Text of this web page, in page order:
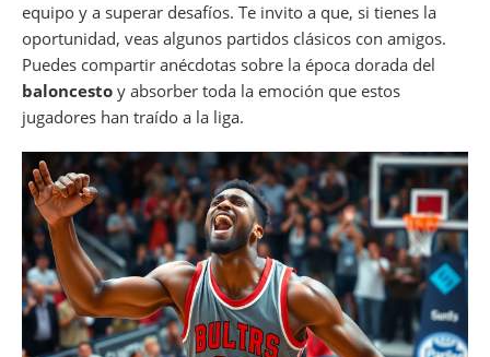
equipo y a superar desafíos. Te invito a que, si tienes la
oportunidad, veas algunos partidos clásicos con amigos.
Puedes compartir anécdotas sobre la época dorada del
baloncesto y absorber toda la emoción que estos
jugadores han traído a la liga.